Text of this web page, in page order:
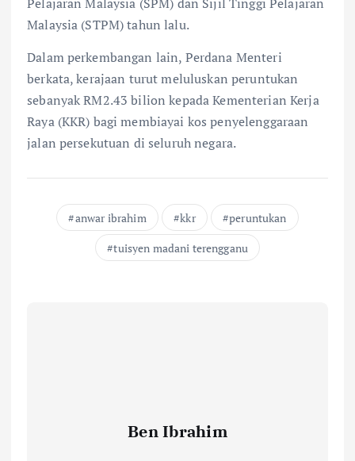
Malaysia (STPM) tahun lalu.
Dalam perkembangan lain, Perdana Menteri
berkata, kerajaan turut meluluskan peruntukan
sebanyak RM2.43 bilion kepada Kementerian Kerja
Raya (KKR) bagi membiayai kos penyelenggaraan
jalan persekutuan di seluruh negara.
anwar ibrahim kkr
peruntukan
tuisyen madani terengganu
Ben Ibrahim